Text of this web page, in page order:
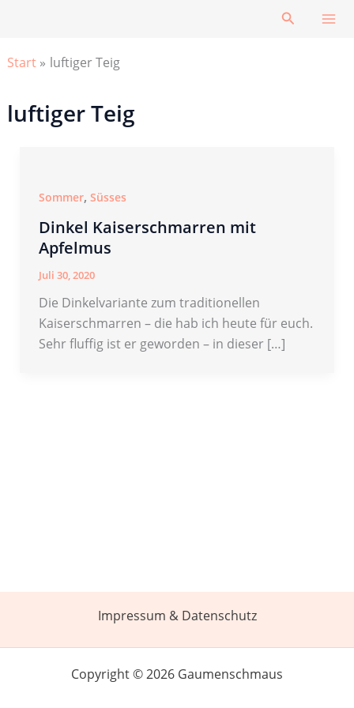
Suchen
Start luftiger Teig
luftiger Teig
Sommer, Süsses
Dinkel Kaiserschmarren mit
Apfelmus
Juli 30, 2020
Die Dinkelvariante zum traditionellen
Kaiserschmarren – die hab ich heute für euch.
Sehr fluffig ist er geworden – in dieser […]
Impressum & Datenschutz
Copyright © 2026 Gaumenschmaus